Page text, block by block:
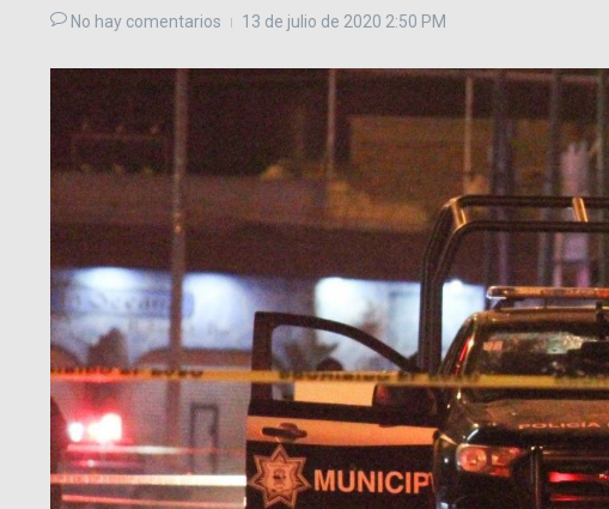
No hay comentarios 13 de julio de 2020 2:50 PM